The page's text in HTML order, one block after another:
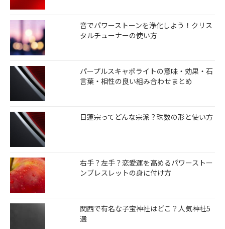
音でパワーストーンを浄化しよう！クリス
タルチューナーの使い方
パープルスキャポライトの意味・効果・石
言葉・相性の良い組み合わせまとめ
日蓮宗ってどんな宗派？珠数の形と使い方
右手？左手？恋愛運を高めるパワーストー
ンブレスレットの身に付け方
関西で有名な子宝神社はどこ？人気神社5
選